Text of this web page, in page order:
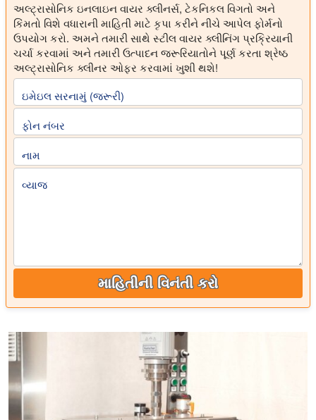
અલ્ટ્રાસોનિક ઇનલાઇન વાયર ક્લીનર્સ, ટેકનિકલ વિગતો અને
કિંમતો વિશે વધારાની માહિતી માટે કૃપા કરીને નીચે આપેલ ફોર્મનો
ઉપયોગ કરો. અમને તમારી સાથે સ્ટીલ વાયર ક્લીનિંગ પ્રક્રિયાની
ચર્ચા કરવામાં અને તમારી ઉત્પાદન જરૂરિયાતોને પૂર્ણ કરતા શ્રેષ્ઠ
અલ્ટ્રાસોનિક ક્લીનર ઓફર કરવામાં ખુશી થશે!
ઇમેઇલ સરનામું (જરૂરી)
ફોન નંબર
નામ
વ્યાજ
માહિતીની વિનંતી કરો